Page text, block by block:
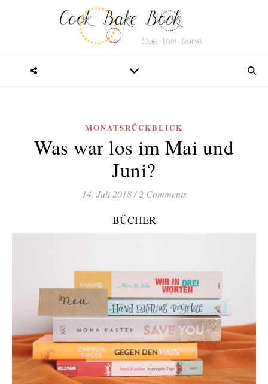
MONATSRÜCKBLICK
Was war los im Mai und
Juni?
14. Juli 2018/ 2 Comments
BÜCHER